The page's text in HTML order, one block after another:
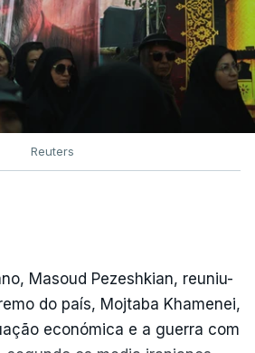
Reuters
Masoud Pezeshkian, reuniu-
do país, Mojtaba Khamenei,
económica e a guerra com